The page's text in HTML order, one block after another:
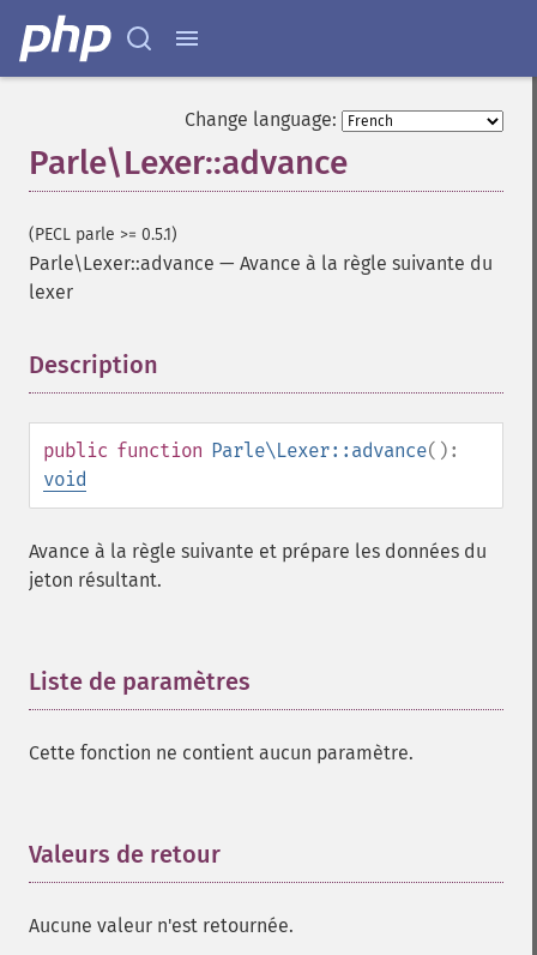
Change language:
Parle\Lexer::advance
(PECL parle >= 0.5.1)
Parle\Lexer::advance — Avance à la règle suivante du
lexer
Description
public function Parle\Lexer::advance():
void
Avance à la règle suivante et prépare les données du
jeton résultant.
Liste de paramètres
Cette fonction ne contient aucun paramètre.
Valeurs de retour
Aucune valeur n'est retournée.